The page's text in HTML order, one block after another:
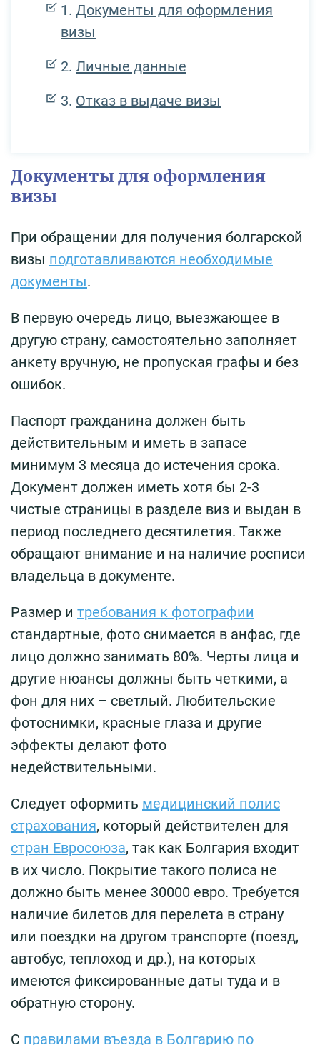
Документы для оформления
визы
Личные данные
Отказ в выдаче визы
Документы для оформления
визы
При обращении для получения болгарской
визы подготавливаются необходимые
документы.
В первую очередь лицо, выезжающее в
другую страну, самостоятельно заполняет
анкету вручную, не пропуская графы и без
ошибок.
Паспорт гражданина должен быть
действительным и иметь в запасе
минимум 3 месяца до истечения срока.
Документ должен иметь хотя бы 2-3
чистые страницы в разделе виз и выдан в
период последнего десятилетия. Также
обращают внимание и на наличие росписи
владельца в документе.
Размер и требования к фотографии
стандартные, фото снимается в анфас, где
лицо должно занимать 80%. Черты лица и
другие нюансы должны быть четкими, а
фон для них – светлый. Любительские
фотоснимки, красные глаза и другие
эффекты делают фото
недействительными.
Следует оформить медицинский полис
страхования, который действителен для
стран Евросоюза, так как Болгария входит
в их число. Покрытие такого полиса не
должно быть менее 30000 евро. Требуется
наличие билетов для перелета в страну
или поездки на другом транспорте (поезд,
автобус, теплоход и др.), на которых
имеются фиксированные даты туда и в
обратную сторону.
С правилами въезда в Болгарию по